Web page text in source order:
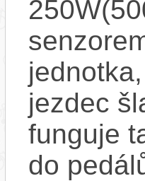
jezdec
funguje
do